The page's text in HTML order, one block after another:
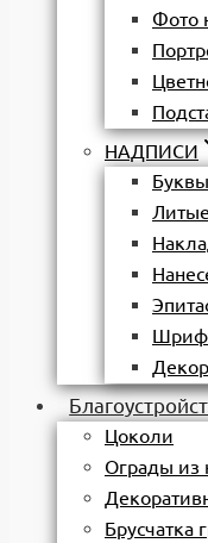
Фото
НАДПИСИ
Цоколи
Ограды из
Брусчатка